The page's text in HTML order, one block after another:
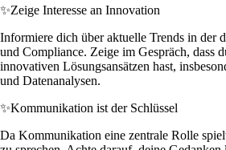
✨Zeige Interesse an Innovation
Informiere dich über aktuelle Trends in der
und Compliance. Zeige im Gespräch, dass
innovativen Lösungsansätzen hast,
und Datenanalysen.
✨Kommunikation ist der Schlüssel
Da Kommunikation eine zentrale Rolle